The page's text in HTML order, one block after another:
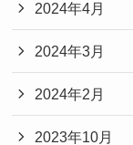
2024年4月
2024年3月
2024年2月
2023年10月